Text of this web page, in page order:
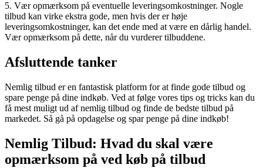
5. Vær opmærksom på eventuelle leveringsomkostninger. Nogle
tilbud kan virke ekstra gode, men hvis der er høje
leveringsomkostninger, kan det ende med at være en dårlig handel.
Vær opmærksom på dette, når du vurderer tilbuddene.
Afsluttende tanker
Nemlig tilbud er en fantastisk platform for at finde gode tilbud og
spare penge på dine indkøb. Ved at følge vores tips og tricks kan du
få mest muligt ud af nemlig tilbud og finde de bedste tilbud på
markedet. Så gå på opdagelse og spar penge på dine indkøb!
Nemlig Tilbud: Hvad du skal være
opmærksom på ved køb på tilbud